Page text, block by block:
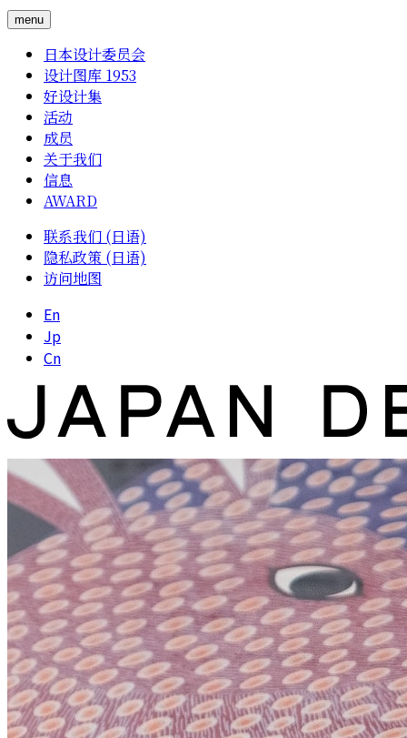
menu
日本设计委员会
设计图库 1953
好设计集
活动
成员
关于我们
信息
AWARD
联系我们 (日语)
隐私政策 (日语)
访问地图
En
Jp
Cn